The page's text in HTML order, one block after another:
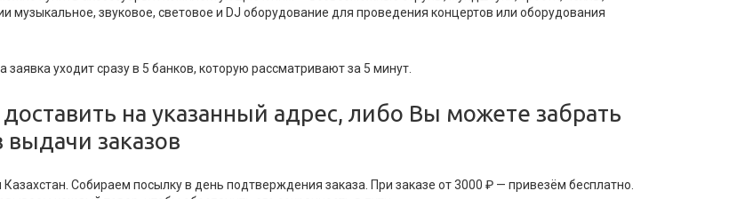
музыкальное, звуковое, световое и DJ оборудование для проведения концертов или оборудования
заявка уходит сразу в 5 банков, которую рассматривают за 5 минут.
на указанный адрес, либо Вы можете забрать
заказов
Собираем посылку в день подтверждения заказа. При заказе от 3000 ₽ — привезём бесплатно.